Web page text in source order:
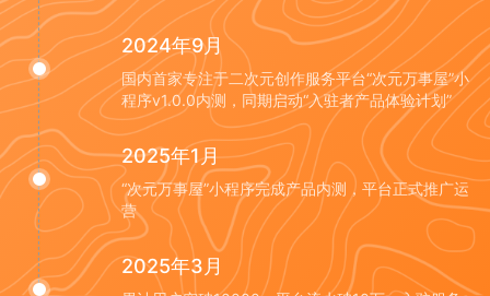
2024年9月
国内首家专注于二次元创作服务平台“次元万事屋”小
程序v1.0.0内测，同期启动“入驻者产品体验计划”
2025年1月
“次元万事屋”小程序完成产品内测，平台正式推广运
营
2025年3月